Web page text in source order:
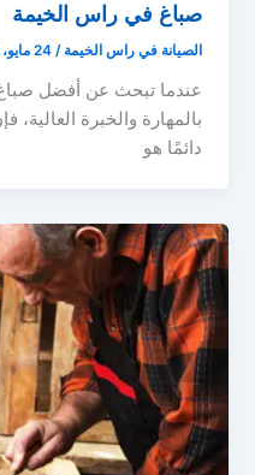
صباغ في راس الخيمة
الصيانة في راس الخيمة /24 مايو، 2025
عندما تبحث عن أفضل
بالمهارة والخبرة العالية،
دائمًا هو